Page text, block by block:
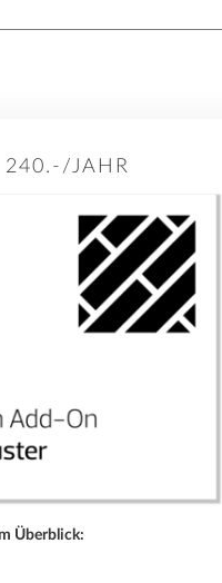
240.-/JAHR
Überblick: